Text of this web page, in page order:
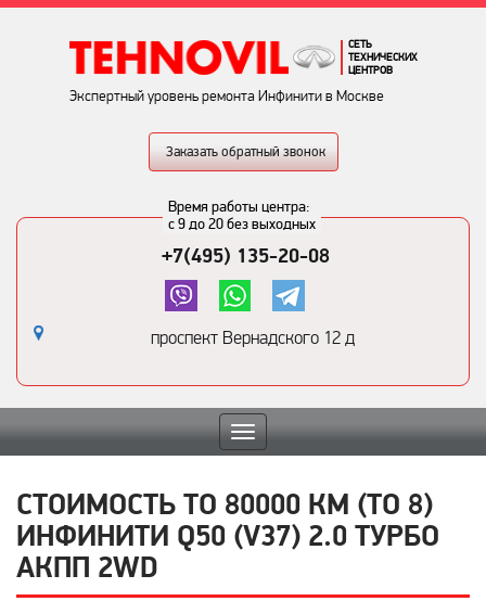
СЕТЬ
ТЕХНИЧЕСКИХ
ЦЕНТРОВ
Экспертный уровень ремонта Инфинити в Москве
Заказать обратный звонок
Время работы центра:
с 9 до 20 без выходных
+7(495) 135-20-08
проспект Вернадского 12 д
Toggle
navigation
СТОИМОСТЬ ТО 80000 КМ (ТО 8)
ИНФИНИТИ Q50 (V37) 2.0 ТУРБО
АКПП 2WD